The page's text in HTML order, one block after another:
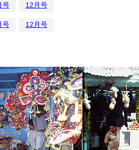
号 12月号
号 12月号